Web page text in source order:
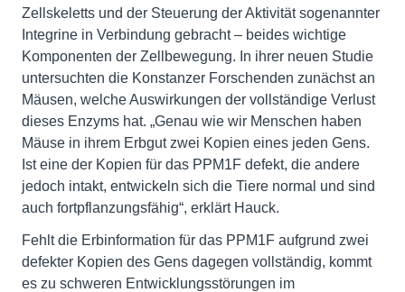
Zellskeletts und der Steuerung der Aktivität sogenannter
Integrine in Verbindung gebracht – beides wichtige
Komponenten der Zellbewegung. In ihrer neuen Studie
untersuchten die Konstanzer Forschenden zunächst an
Mäusen, welche Auswirkungen der vollständige Verlust
dieses Enzyms hat. „Genau wie wir Menschen haben
Mäuse in ihrem Erbgut zwei Kopien eines jeden Gens.
Ist eine der Kopien für das PPM1F defekt, die andere
jedoch intakt, entwickeln sich die Tiere normal und sind
auch fortpflanzungsfähig“, erklärt Hauck.
Fehlt die Erbinformation für das PPM1F aufgrund zwei
defekter Kopien des Gens dagegen vollständig, kommt
es zu schweren Entwicklungsstörungen im